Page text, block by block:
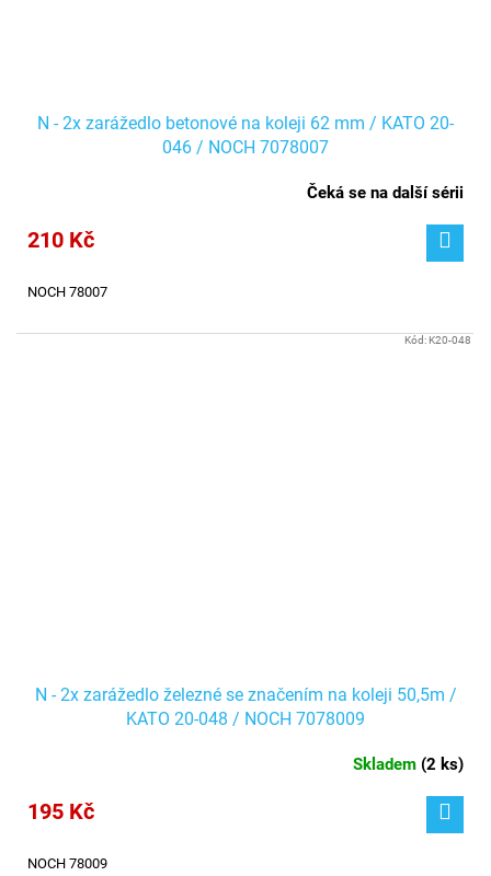
N - 2x zarážedlo betonové na koleji 62 mm / KATO 20-
046 / NOCH 7078007
Čeká se na další sérii
210 Kč
NOCH 78007
N - 2x zarážedlo železné se značením na koleji 50,5m /
KATO 20-048 / NOCH 7078009
Skladem (2 ks)
195 Kč
NOCH 78009
Kód:K20-048